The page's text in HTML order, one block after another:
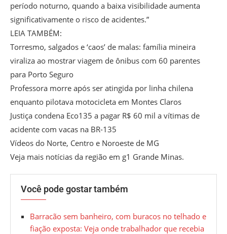
período noturno, quando a baixa visibilidade aumenta
significativamente o risco de acidentes.”
LEIA TAMBÉM:
Torresmo, salgados e ‘caos’ de malas: família mineira
viraliza ao mostrar viagem de ônibus com 60 parentes
para Porto Seguro
Professora morre após ser atingida por linha chilena
enquanto pilotava motocicleta em Montes Claros
Justiça condena Eco135 a pagar R$ 60 mil a vítimas de
acidente com vacas na BR-135
Vídeos do Norte, Centro e Noroeste de MG
Veja mais notícias da região em g1 Grande Minas.
Você pode gostar também
Barracão sem banheiro, com buracos no telhado e
fiação exposta: Veja onde trabalhador que recebia